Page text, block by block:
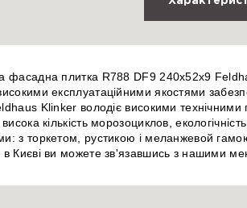
фасадна плитка R788 DF9 240x52x9
експлуатаційними якостями
Klinker володіє високими
висока кількість морозоциклов,
з торкетом, рустикою і меланжевой
в Києві ви можете зв'язавшись з нашими